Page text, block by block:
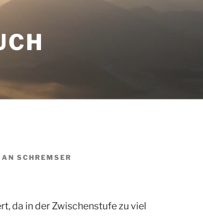
SCHREMSER
da in der Zwischenstufe zu viel